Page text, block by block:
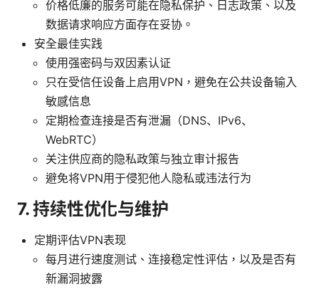
价格低廉的服务可能在隐私保护、日志政策、以及
数据请求响应方面存在妥协。
安全最佳实践
使用强密码与双因素认证
只在受信任设备上启用VPN，避免在公共设备输入
敏感信息
定期检查连接是否有泄漏（DNS、IPv6、
WebRTC）
关注供应商的隐私政策与独立审计报告
避免将VPN用于侵犯他人隐私或违法行为
7. 持续性优化与维护
定期评估VPN表现
每月进行速度测试、连接稳定性评估，以及是否有
新漏洞披露